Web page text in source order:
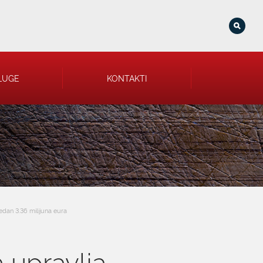
KONTAKTI
3.36 milijuna eura